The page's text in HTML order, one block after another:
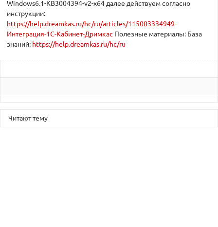
https://help.dreamkas.ru/hc/ru/articles/115003334949-
Интеграция-1С-Кабинет-Дримкас Полезные материалы: База
знаний: https://help.dreamkas.ru/hc/ru
Читают тему